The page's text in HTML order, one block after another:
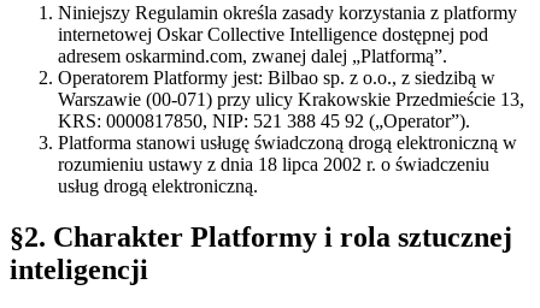
Niniejszy Regulamin określa zasady korzystania z platformy
internetowej Oskar Collective Intelligence dostępnej pod
adresem oskarmind.com, zwanej dalej „Platformą”.
Operatorem Platformy jest: Bilbao sp. z o.o., z siedzibą w
Warszawie (00-071) przy ulicy Krakowskie Przedmieście 13,
KRS: 0000817850, NIP: 521 388 45 92 („Operator”).
Platforma stanowi usługę świadczoną drogą elektroniczną w
rozumieniu ustawy z dnia 18 lipca 2002 r. o świadczeniu
usług drogą elektroniczną.
§2. Charakter Platformy i rola sztucznej
inteligencji